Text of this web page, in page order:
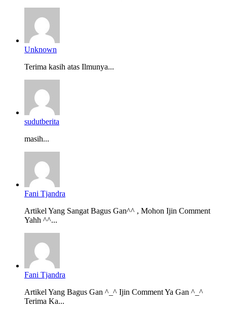
Unknown
Terima kasih atas Ilmunya...
sudutberita
masih...
Fani Tjandra
Artikel Yang Sangat Bagus Gan^^ , Mohon Ijin Comment
Yahh ^^...
Fani Tjandra
Artikel Yang Bagus Gan ^_^ Ijin Comment Ya Gan ^_^
Terima Ka...